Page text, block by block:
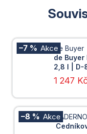
de
2,8 l | D-
De Buyer
–7 %
1 247 Kč
PADERNO
–8 %